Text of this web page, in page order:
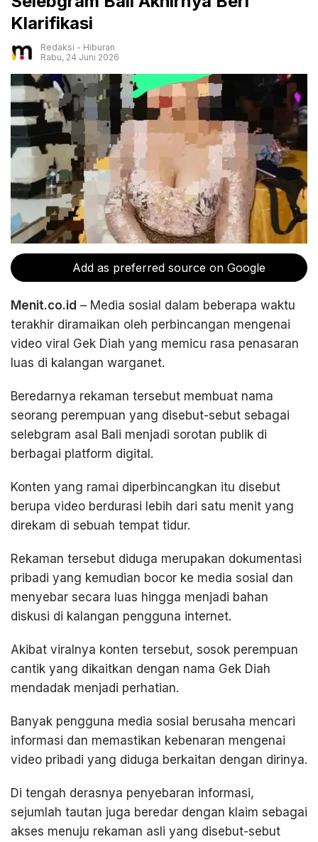
Klarifikasi
Redaksi - Hiburan
Rabu, 24 Juni 2026
Add as preferred source on Google
Menit.co.id – Media sosial dalam beberapa waktu
terakhir diramaikan oleh perbincangan mengenai
video viral Gek Diah yang memicu rasa penasaran
luas di kalangan warganet.
Beredarnya rekaman tersebut membuat nama
seorang perempuan yang disebut-sebut sebagai
selebgram asal Bali menjadi sorotan publik di
berbagai platform digital.
Konten yang ramai diperbincangkan itu disebut
berupa video berdurasi lebih dari satu menit yang
direkam di sebuah tempat tidur.
Rekaman tersebut diduga merupakan dokumentasi
pribadi yang kemudian bocor ke media sosial dan
menyebar secara luas hingga menjadi bahan
diskusi di kalangan pengguna internet.
Akibat viralnya konten tersebut, sosok perempuan
cantik yang dikaitkan dengan nama Gek Diah
mendadak menjadi perhatian.
Banyak pengguna media sosial berusaha mencari
informasi dan memastikan kebenaran mengenai
video pribadi yang diduga berkaitan dengan dirinya.
Di tengah derasnya penyebaran informasi,
sejumlah tautan juga beredar dengan klaim sebagai
akses menuju rekaman asli yang disebut-sebut